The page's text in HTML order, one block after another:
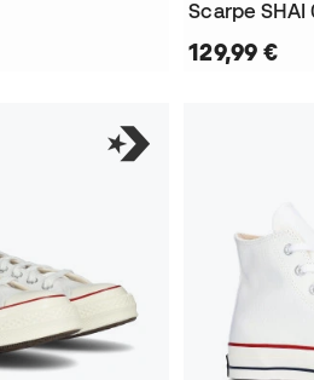
Scarpe SHAI
129,99 €